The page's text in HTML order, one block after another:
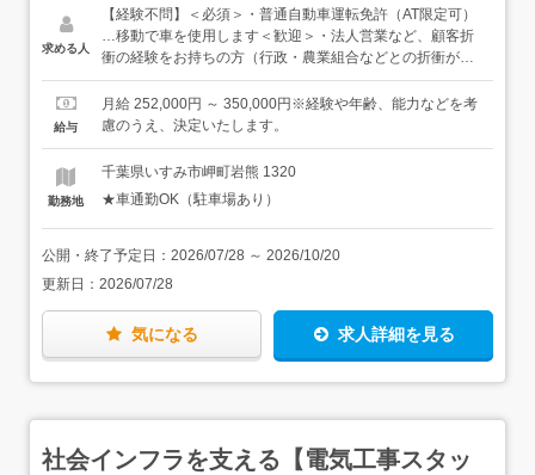
分たちの手で、いすみ米を育てるところから。田植えや稲
刈りをはじめ、田んぼの管理を一年を通して行います。社
長も一緒に田んぼに入るので、農業が未経験でも心配いり
加工商品の企画、田んぼを広げていくための行政や専門機
関とのやりとり、販路の開拓、必要書類の作成など、事業
田んぼの作業が中心。農閑期（秋〜冬）は、近隣の農業法
人で農業を学んだり、事業を前に進めるための企画や事務
を進めたりと、時期に応じて業務のバランスを調整してい
きます。★いずれ仲間が増えてきたら、あなたに事業推進
の中心を担ってほしいと思っています。社長のすぐ隣で、
事業のすべてに関わり、自分の手で動かしていく。立ち上
げの一部始終を経験できるのは、これからの財産になるは
ずです。【今後のビジョン】・生産ー販売（販路開拓）販
路については、まずは城北ヤクルトが繋がりを持つ学校や
と思っています。・教育事業企業向けの人事研修。土を触
型プログラムの実施を目指します。・ジョイントベンチャ
求める人
【経験不問】＜必須＞・普通自動車運転免許（AT限定可）
…移動で車を使用します＜歓迎＞・法人営業など、顧客折
衝の経験をお持ちの方（行政・農業組合などとの折衝があ
ります）・農業に関する知識や経験をお持ちの方※上記は
あくまで歓迎条件です。仕事内容に直接関連がなくとも、
活かしていただける経験や知見は多くあると思っていま
お話ができると嬉しいです。
給与
月給 252,000円 ～ 350,000円※経験や年齢、能力などを考
慮のうえ、決定いたします。
勤務地
千葉県いすみ市岬町岩熊 1320
★車通勤OK（駐車場あり）
公開・終了予定日： 2026/07/28 ～ 2026/10/20
更新日： 2026/07/28
気になる 求人詳細を見る
社会インフラを支える【電気工事スタッ